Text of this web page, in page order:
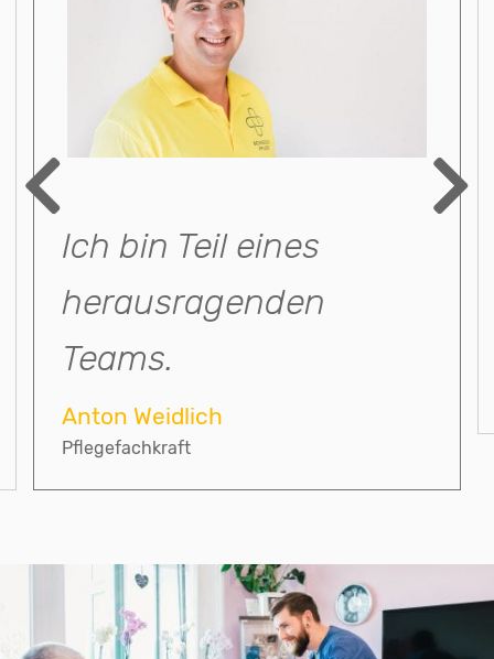
Previous
Ich bin Teil eines
herausragenden
Teams.
Anton Weidlich
Pflegefachkraft
Next